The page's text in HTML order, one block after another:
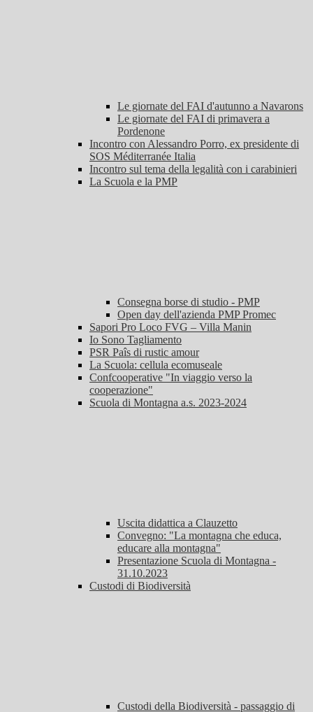
Le giornate del FAI d'autunno a Navarons
Le giornate del FAI di primavera a
Pordenone
Incontro con Alessandro Porro, ex presidente di
SOS Méditerranée Italia
Incontro sul tema della legalità con i carabinieri
La Scuola e la PMP
Consegna borse di studio - PMP
Open day dell'azienda PMP Promec
Sapori Pro Loco FVG – Villa Manin
Io Sono Tagliamento
PSR Paîs di rustic amour
La Scuola: cellula ecomuseale
Confcooperative "In viaggio verso la
cooperazione"
Scuola di Montagna a.s. 2023-2024
Uscita didattica a Clauzetto
Convegno: "La montagna che educa,
educare alla montagna"
Presentazione Scuola di Montagna -
31.10.2023
Custodi di Biodiversità
Custodi della Biodiversità - passaggio di